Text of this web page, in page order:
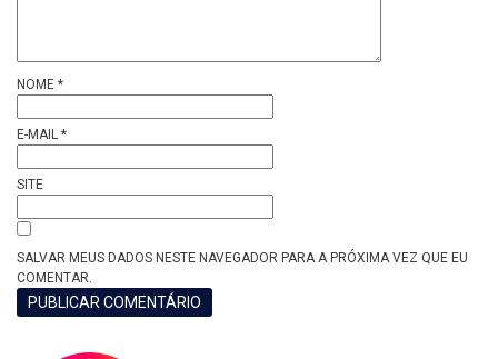
NOME *
E-MAIL *
SITE
SALVAR MEUS DADOS NESTE NAVEGADOR PARA A PRÓXIMA VEZ QUE EU
COMENTAR.